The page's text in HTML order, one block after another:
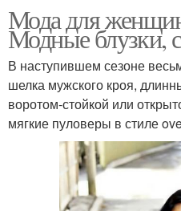
Мода для
Модные блузки,
В наступившем сезоне
шелка мужского кроя,
воротом-стойкой или
мягкие пуловеры в стиле